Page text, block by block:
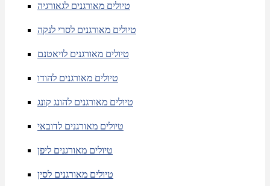
טיולים מאורגנים לגאורגיה
טיולים מאורגנים לסרי לנקה
טיולים מאורגנים לויאטנם
טיולים מאורגנים להודו
טיולים מאורגנים להונג קונג
טיולים מאורגנים לדובאי
טיולים מאורגנים ליפן
טיולים מאורגנים לסין